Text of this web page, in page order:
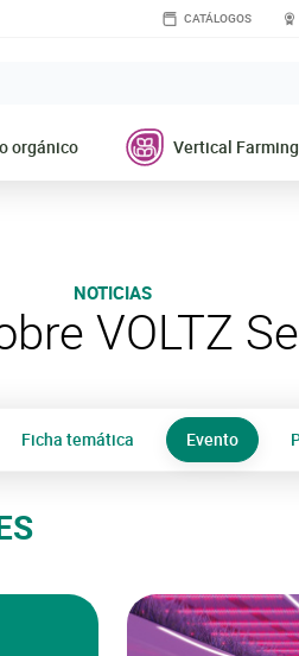
CATÁLOGOS
orgánico Vertical Farming
NOTICIAS
VOLTZ
Ficha temática Evento